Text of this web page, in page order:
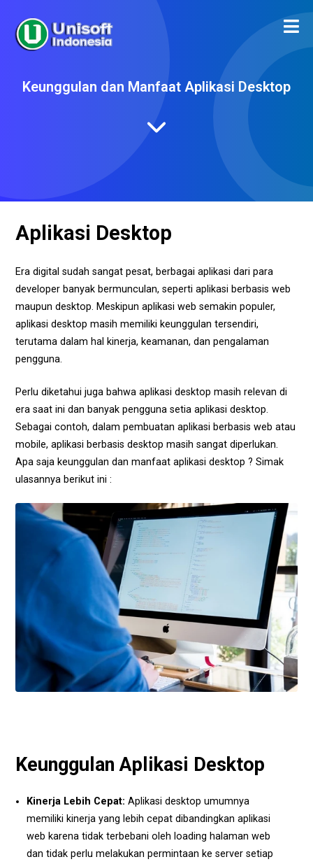
Keunggulan dan Manfaat Aplikasi Desktop
Aplikasi Desktop
Era digital sudah sangat pesat, berbagai aplikasi dari para
developer banyak bermunculan, seperti aplikasi berbasis web
maupun desktop. Meskipun aplikasi web semakin populer,
aplikasi desktop masih memiliki keunggulan tersendiri,
terutama dalam hal kinerja, keamanan, dan pengalaman
pengguna.
Perlu diketahui juga bahwa aplikasi desktop masih relevan di
era saat ini dan banyak pengguna setia aplikasi desktop.
Sebagai contoh, dalam pembuatan aplikasi berbasis web atau
mobile, aplikasi berbasis desktop masih sangat diperlukan.
Apa saja keunggulan dan manfaat aplikasi desktop ? Simak
ulasannya berikut ini :
Keunggulan Aplikasi Desktop
Kinerja Lebih Cepat: Aplikasi desktop umumnya
memiliki kinerja yang lebih cepat dibandingkan aplikasi
web karena tidak terbebani oleh loading halaman web
dan tidak perlu melakukan permintaan ke server setiap